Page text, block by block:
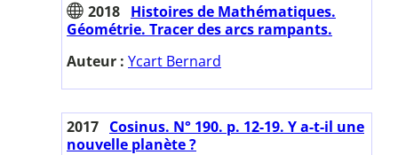
2018 Histoires de Mathématiques.
Géométrie. Tracer des arcs rampants.
Auteur : Ycart Bernard
2017 Cosinus. N° 190. p. 12-19. Y a-t-il une
nouvelle planète ?